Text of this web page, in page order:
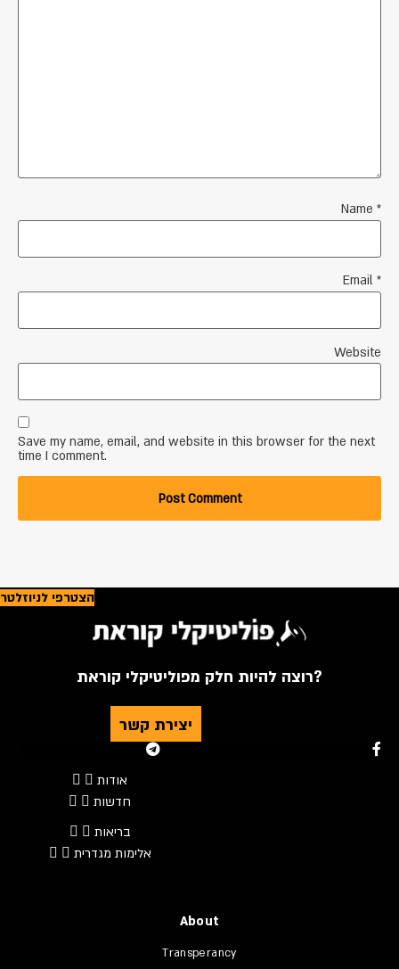
Name *
Email *
Website
Save my name, email, and website in this browser for the next
time I comment.
הצטרפי לניוזלטר
רוצה להיות חלק מפוליטיקלי קוראת?
יצירת קשר
אודות
חדשות
בריאות
אלימות מגדרית
About
Transperancy